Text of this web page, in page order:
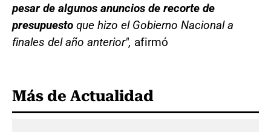
pesar de algunos anuncios de recorte de
presupuesto que hizo el Gobierno Nacional a
finales del año anterior", afirmó
Más de Actualidad